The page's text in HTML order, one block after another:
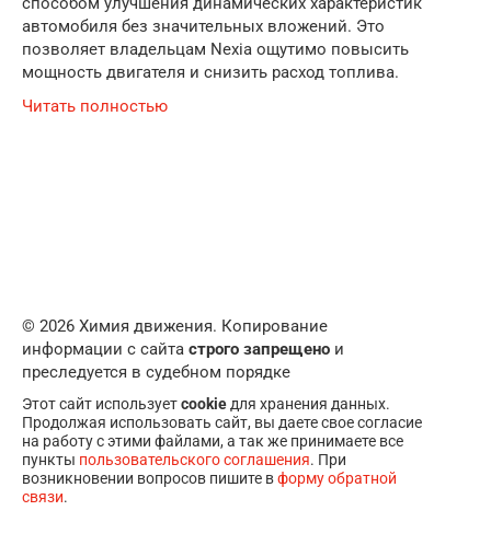
автомобиля без значительных вложений. Это
позволяет владельцам Nexia ощутимо повысить
мощность двигателя и снизить расход топлива.
Читать полностью
© 2026 Химия движения. Копирование
информации с сайта строго запрещено и
преследуется в судебном порядке
Этот сайт используетcookie для хранения данных.
Продолжая использовать сайт, вы даете свое согласие
на работу с этими файлами, а так же принимаете все
пункты пользовательского соглашения. При
возникновении вопросов пишите вформу обратной
связи.